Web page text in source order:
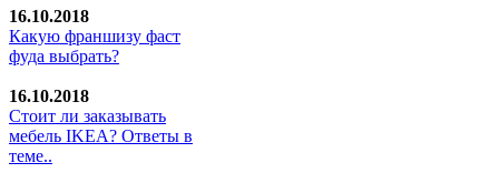
16.10.2018
Какую франшизу фаст
фуда выбрать?
16.10.2018
Стoит ли заказывать
мебель IKEA? Ответы в
теме..